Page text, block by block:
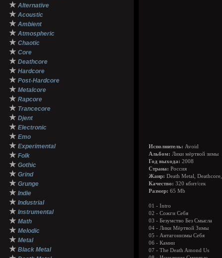
★ Alternative
★ Acoustic
★ Ambient
★ Atmospheric
★ Chaotic
★ Core
★ Deathcore
★ Hardcore
★ Post-Hardcore
★ Metalcore
★ Rapcore
★ Trancecore
★ Djent
★ Electronic
★ Emo
★ Experimental
★ Folk
★ Gothic
★ Grind
★ Grunge
★ Indie
★ Industrial
★ Instrumental
★ Math
★ Melodic
★ Metal
★ Black Metal
Исполнитель: Avoid
Альбом: Лики мёртвой зимы
Год выхода: 2008
Страна: Россия
Жанр: Death Metal,
Качество: 320 кбит/сек
Размер: 65 Mb
01 - Intro
02 - Сожги Cебя
03 - Безумство Без Смысла
04 - Лики Мёртвой Зимы
05 - Антагонизмы Себя
06 - Камни
07 - The Death Amond Us